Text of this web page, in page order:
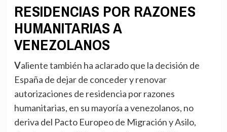
RESIDENCIAS POR RAZONES
HUMANITARIAS A
VENEZOLANOS
Valiente también ha aclarado que la decisión de
España de dejar de conceder y renovar
autorizaciones de residencia por razones
humanitarias, en su mayoría a venezolanos, no
deriva del Pacto Europeo de Migración y Asilo,